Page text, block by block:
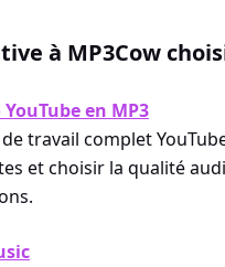
à MP3Cow
en MP3
travail complet
et choisir la qualité